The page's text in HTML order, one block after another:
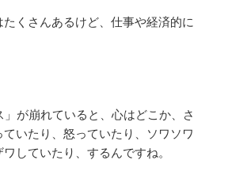
くさんあるけど、仕事や経済的に
」が崩れていると、心はどこか、さ
いたり、怒っていたり、ソワソワ
していたり、するんですね。